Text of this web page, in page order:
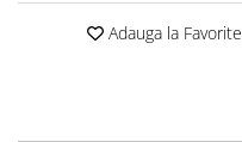
Adauga la Favorite